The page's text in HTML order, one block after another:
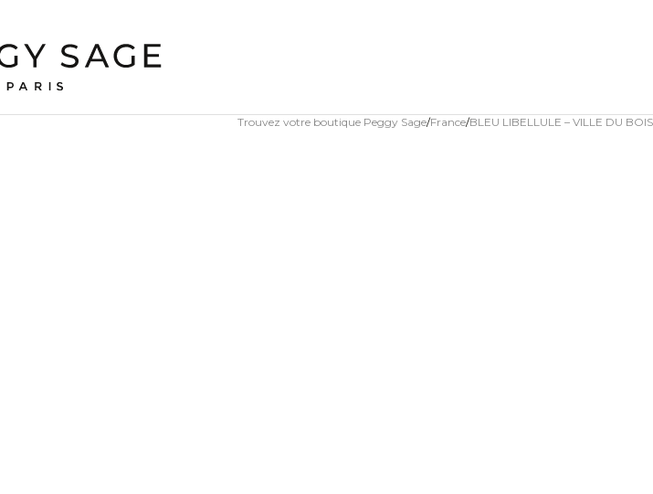
Trouvez votre boutique Peggy Sage France BLEU LIBELLULE – VILLE DU BOIS